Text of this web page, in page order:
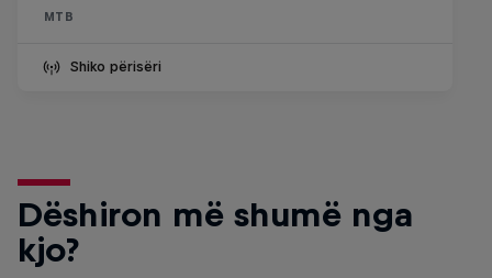
MTB
Shiko përisëri
Dëshiron më shumë nga
kjo?